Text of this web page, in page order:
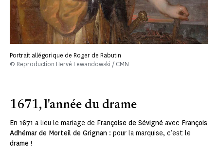
Portrait allégorique de Roger de Rabutin
© Reproduction Hervé Lewandowski / CMN
1671, l'année du drame
En 1671 a lieu le mariage de Françoise de Sévigné avec François
Adhémar de Morteil de Grignan : pour la marquise, c’est le
drame !